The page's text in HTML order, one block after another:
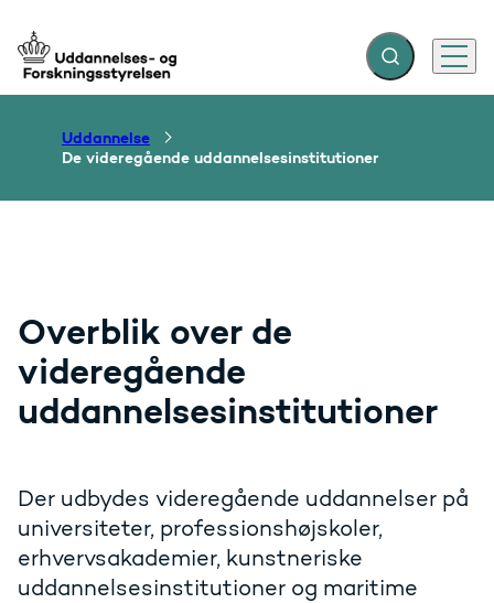
Gå til forsiden Fold søgefelt ud
Menu
Uddannelse
De videregående uddannelsesinstitutioner
Overblik over de
videregående
uddannelsesinstitutioner
Der udbydes videregående uddannelser på
universiteter, professionshøjskoler,
erhvervsakademier, kunstneriske
uddannelsesinstitutioner og maritime